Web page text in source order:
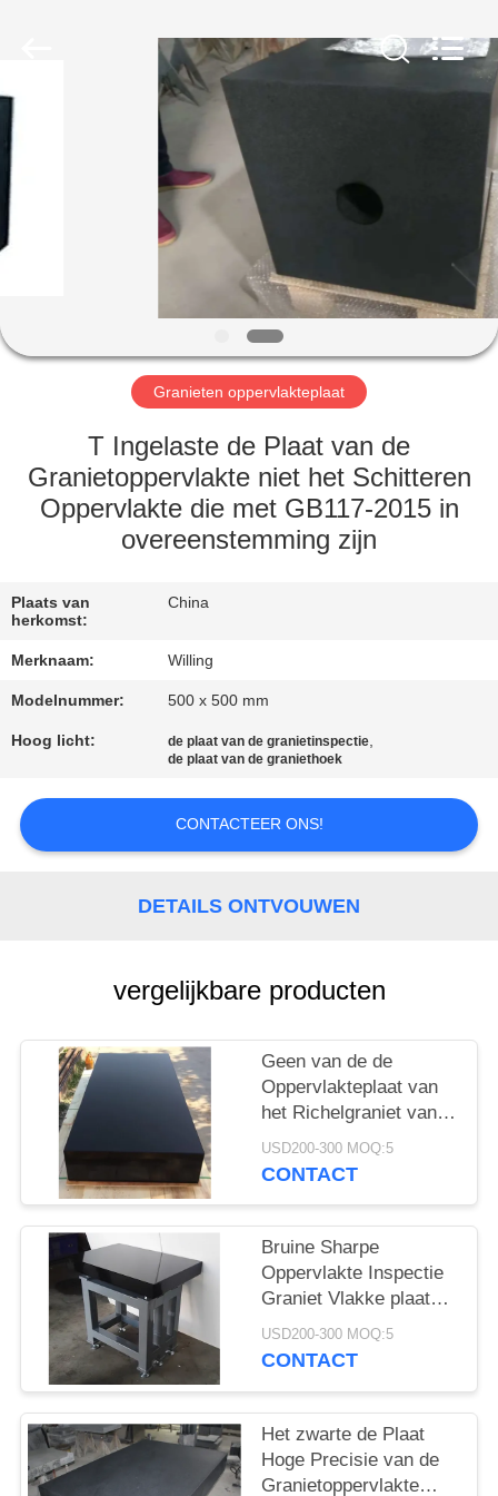
HUIS
PRODUCTEN
OVER
FABRIEKSTOCHT
KWALITEITSCONTROLE
SITEMAP
Rights
Granieten oppervlakteplaat
T Ingelaste de Plaat van de
Granietoppervlakte niet het Schitteren
Oppervlakte die met GB117-2015 in
overeenstemming zijn
Plaats van
herkomst:
China
Merknaam: Willing
Modelnummer: 500 x 500 mm
Hoog licht: de plaat van de granietinspectie,
de plaat van de graniethoek
CONTACTEER ONS!
DETAILS ONTVOUWEN
vergelijkbare producten
Geen van de de
Oppervlakteplaat van
het Richelgraniet van
de de Rangb
Oppervlakte Duurzame
USD200-300 MOQ:5
CONTACT
Bruine Sharpe
Oppervlakte Inspectie
Graniet Vlakke plaat
van het Plaat24x12x3
de“ Graniet
USD200-300 MOQ:5
CONTACT
Het zwarte de Plaat
Hoge Precisie van de
Granietoppervlakte